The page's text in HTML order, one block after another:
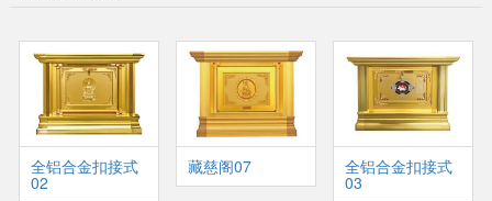
全铝合金扣接式
02
藏慈阁07 全铝合金扣接式
03